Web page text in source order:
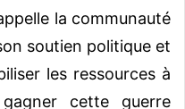
la communauté
soutien politique et
les ressources à
cette guerre